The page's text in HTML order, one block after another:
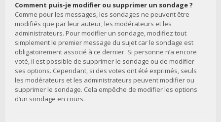
Comment puis-je modifier ou supprimer un sondage ?
Comme pour les messages, les sondages ne peuvent être
modifiés que par leur auteur, les modérateurs et les
administrateurs. Pour modifier un sondage, modifiez tout
simplement le premier message du sujet car le sondage est
obligatoirement associé à ce dernier. Si personne n’a encore
voté, il est possible de supprimer le sondage ou de modifier
ses options. Cependant, si des votes ont été exprimés, seuls
les modérateurs et les administrateurs peuvent modifier ou
supprimer le sondage. Cela empêche de modifier les options
d’un sondage en cours.